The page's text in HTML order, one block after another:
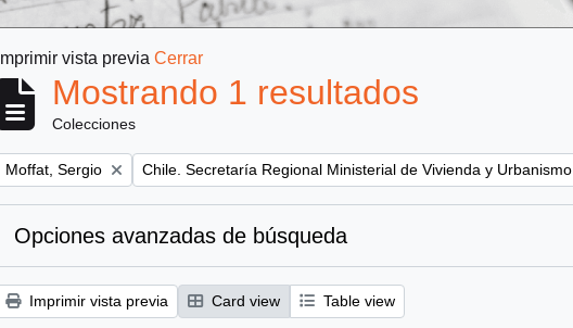
Imprimir vista previa Cerrar
Mostrando 1 resultados
Colecciones
Remove filter:
Moffat, Sergio Remove filter:
Chile. Secretaría Regional Ministerial de Vivienda y Urbanismo
Opciones avanzadas de búsqueda
Imprimir vista previa Card view Table view